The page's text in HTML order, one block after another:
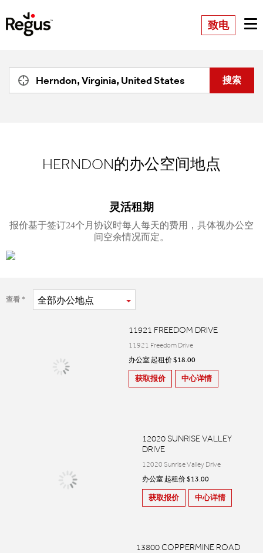
致电
HERNDON的办公空间地点
灵活租期
报价基于签订24个月协议时每人每天的费用，具体视办公空
间空余情况而定。
查看 全部办公地点
11921 FREEDOM DRIVE
11921 Freedom Drive
办公室 起租价 $18.00
获取报价 中心详情
12020 SUNRISE VALLEY
DRIVE
12020 Sunrise Valley Drive
办公室 起租价 $13.00
获取报价 中心详情
13800 COPPERMINE ROAD